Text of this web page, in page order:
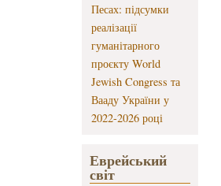
Песах: підсумки
реалізації
гуманітарного
проєкту World
Jewish Congress та
Вааду України у
2022-2026 році
Еврейський
світ